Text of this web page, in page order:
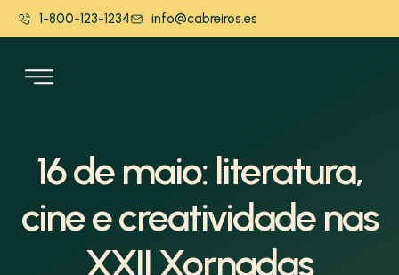
1-800-123-1234 info@cabreiros.es
16 de maio: literatura,
cine e creatividade nas
XXII Xornadas